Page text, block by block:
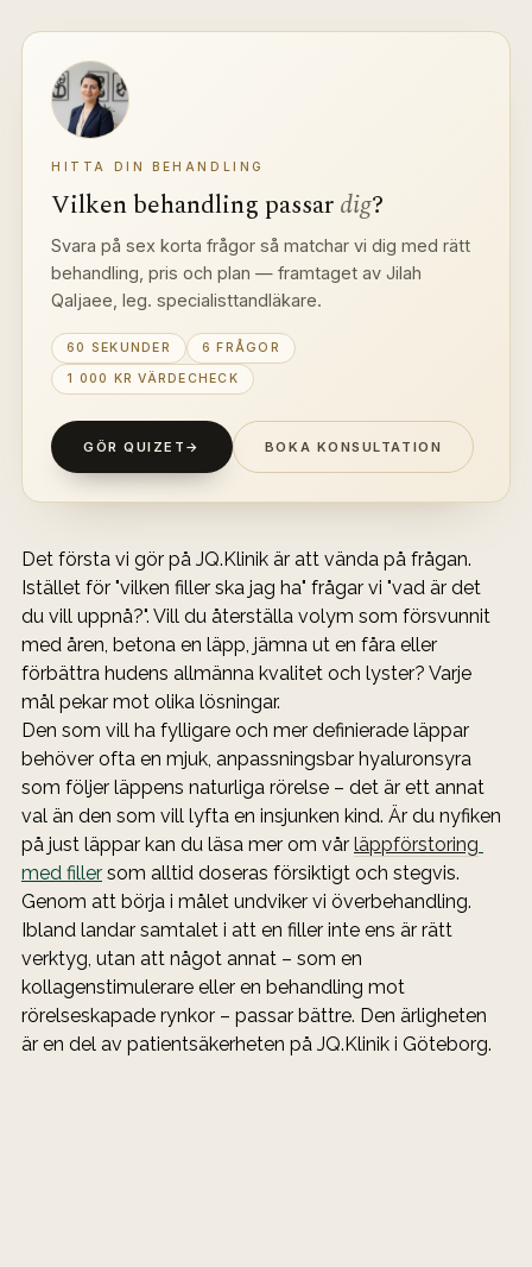
HITTA DIN BEHANDLING
Vilken behandling passar dig?
Svara på sex korta frågor så matchar vi dig med rätt
behandling, pris och plan — framtaget av Jilah
Qaljaee, leg. specialisttandläkare.
60 SEKUNDER
6 FRÅGOR
1 000 KR VÄRDECHECK
GÖR QUIZET → BOKA KONSULTATION
Det första vi gör på JQ.Klinik är att vända på frågan.
Istället för "vilken filler ska jag ha" frågar vi "vad är det
du vill uppnå?". Vill du återställa volym som försvunnit
med åren, betona en läpp, jämna ut en fåra eller
förbättra hudens allmänna kvalitet och lyster? Varje
mål pekar mot olika lösningar.
Den som vill ha fylligare och mer definierade läppar
behöver ofta en mjuk, anpassningsbar hyaluronsyra
som följer läppens naturliga rörelse – det är ett annat
val än den som vill lyfta en insjunken kind. Är du nyfiken
på just läppar kan du läsa mer om vår läppförstoring
med filler som alltid doseras försiktigt och stegvis.
Genom att börja i målet undviker vi överbehandling.
Ibland landar samtalet i att en filler inte ens är rätt
verktyg, utan att något annat – som en
kollagenstimulerare eller en behandling mot
rörelseskapade rynkor – passar bättre. Den ärligheten
är en del av patientsäkerheten på JQ.Klinik i Göteborg.